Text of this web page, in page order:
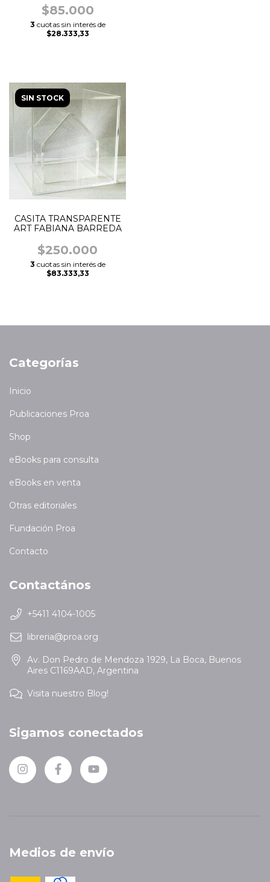
$85.000
3 cuotas sin interés de
$28.333,33
SIN STOCK
CASITA TRANSPARENTE
ART FABIANA BARREDA
$250.000
3 cuotas sin interés de
$83.333,33
Categorías
Inicio
Publicaciones Proa
Shop
eBooks para consulta
eBooks en venta
Otras editoriales
Fundación Proa
Contacto
Contactános
+5411 4104-1005
libreria@proa.org
Av. Don Pedro de Mendoza 1929, La Boca, Buenos
Aires C1169AAD, Argentina
Visita nuestro Blog!
Sigamos conectados
Medios de envío